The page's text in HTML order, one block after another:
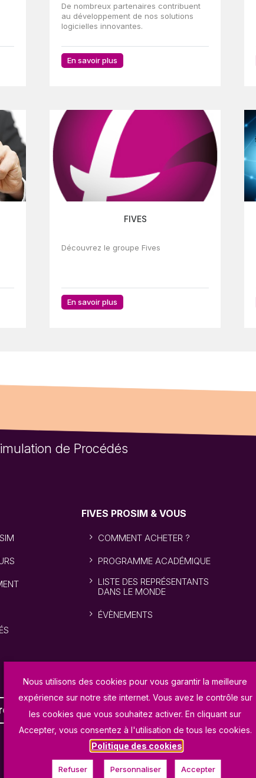
De nombreux partenaires contribuent
au développement de nos solutions
logicielles innovantes.
En savoir plus
FIVES
Découvrez le groupe Fives
En savoir plus
de Procédés
FIVES PROSIM & VOUS
COMMENT ACHETER ?
PROGRAMME ACADÉMIQUE
LISTE DES REPRÉSENTANTS
DANS LE MONDE
ÉVÈNEMENTS
Accueil Support
Nous utilisons des cookies pour vous garantir la meilleure
expérience sur notre site internet. Vous avez le contrôle sur
les cookies que vous souhaitez activer. En cliquant sur
Accepter, vous consentez à l'utilisation de tous les cookies.
Politique des cookies
Refuser Personnaliser Accepter